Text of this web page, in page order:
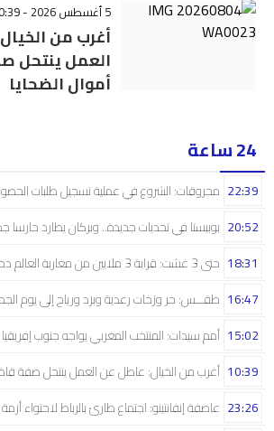
5 أغسطس 2026 - 10:39
أغرب من
العمل ينتحل
أموال الضحايا
24 ساعة
محروقات: الشروع في عملية تسجيل طلبات 22:39
بوبيستا في تحديات جديدة.. وبركان يطارد 20:52
حتى 3 غشت: قرابة 3 ملايين من مغاربة العالم دخلوا المغرب 18:31
طقـــس: حر وزخات رعدية وبرَد ورياح إلى يوم 16:47
أمم سيدات: المنتخب المغربي يواجه جنوب 15:02
أغرب من الخيال: عاطل عن العمل ينتحل صفة 10:39
عاصفة إنفانتينو: اجتماع طارئ بالرباط لاحتواء 23:26